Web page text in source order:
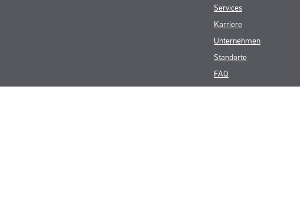
Services
Karriere
Unternehmen
Standorte
FAQ